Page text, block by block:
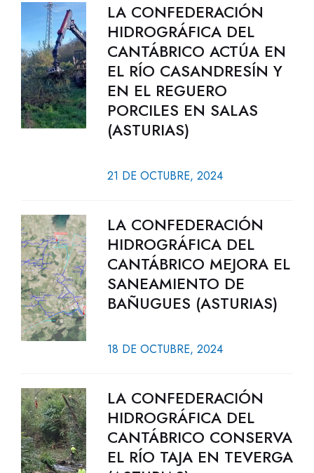
LA CONFEDERACIÓN
HIDROGRÁFICA DEL
CANTÁBRICO ACTÚA EN
EL RÍO CASANDRESÍN Y
EN EL REGUERO
PORCILES EN SALAS
(ASTURIAS)
21 DE OCTUBRE, 2024
LA CONFEDERACIÓN
HIDROGRÁFICA DEL
CANTÁBRICO MEJORA EL
SANEAMIENTO DE
BAÑUGUES (ASTURIAS)
18 DE OCTUBRE, 2024
LA CONFEDERACIÓN
HIDROGRÁFICA DEL
CANTÁBRICO CONSERVA
EL RÍO TAJA EN TEVERGA